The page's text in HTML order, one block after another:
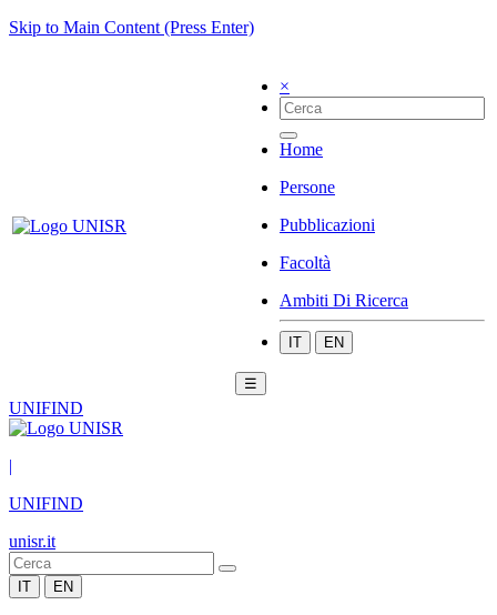
Skip to Main Content (Press Enter)
×
Home
Persone
Pubblicazioni
Facoltà
Ambiti Di Ricerca
IT EN
☰
UNIFIND
|
UNIFIND
unisr.it
IT EN